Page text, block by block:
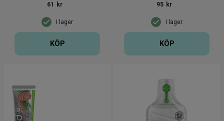
I lager
61 kr
KÖP
I lager
95 kr
KÖP